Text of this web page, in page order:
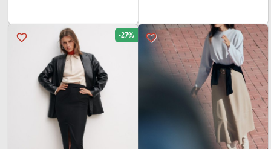
favorite_border
favorite_border -27%